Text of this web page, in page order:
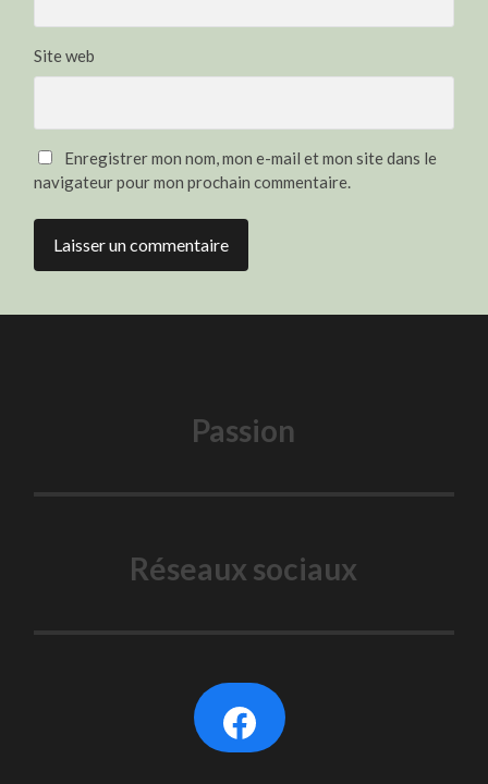
Site web
Enregistrer mon nom, mon e-mail et mon site dans le
navigateur pour mon prochain commentaire.
Passion
Réseaux sociaux